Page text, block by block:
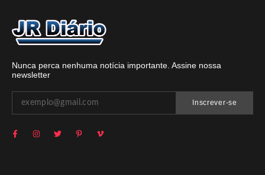
Nunca perca nenhuma notícia importante. Assine nossa
newsletter
Inscrever-se